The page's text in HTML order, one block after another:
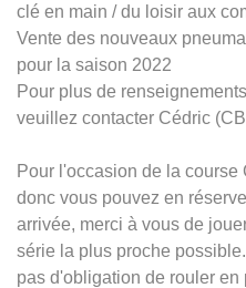
clé en main / du loisir aux
Vente des nouveaux
pour la saison 2022
Pour plus de
veuillez contacter Cédric
Pour l'occasion de la
donc vous pouvez en
arrivée, merci à vous de
série la plus proche
pas d'obligation de rouler